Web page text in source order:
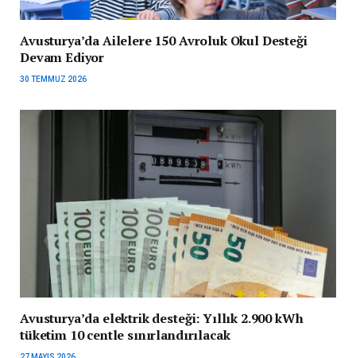
Avusturya’da Ailelere 150 Avroluk Okul Desteği
Devam Ediyor
30 TEMMUZ 2026
Avusturya’da elektrik desteği: Yıllık 2.900 kWh
tüketim 10 centle sınırlandırılacak